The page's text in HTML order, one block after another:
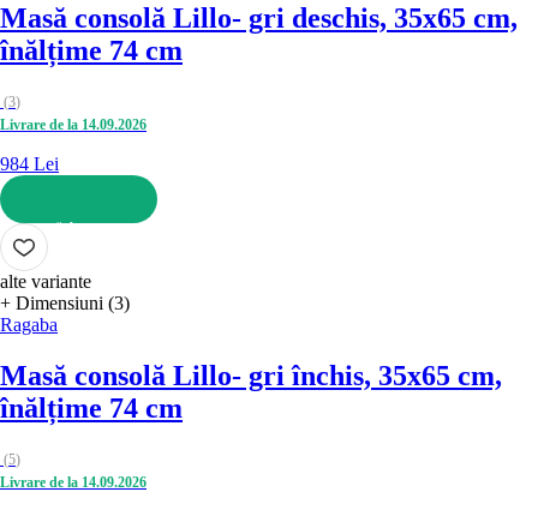
Masă consolă Lillo- gri deschis, 35x65 cm,
înălțime 74 cm
(3)
Livrare de la 14.09.2026
984 Lei
ADAUGĂ ÎN COȘ
alte variante
+ Dimensiuni (3)
Ragaba
Masă consolă Lillo- gri închis, 35x65 cm,
înălțime 74 cm
(5)
Livrare de la 14.09.2026